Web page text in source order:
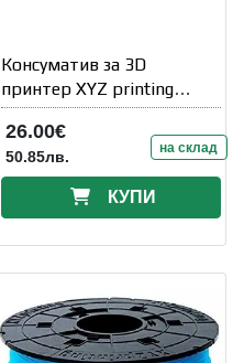
Консуматив за 3D
принтер XYZ printing
RFPLCXEU0SK, PLA, 1.75
26.00€
50.85лв. на склад
КУПИ